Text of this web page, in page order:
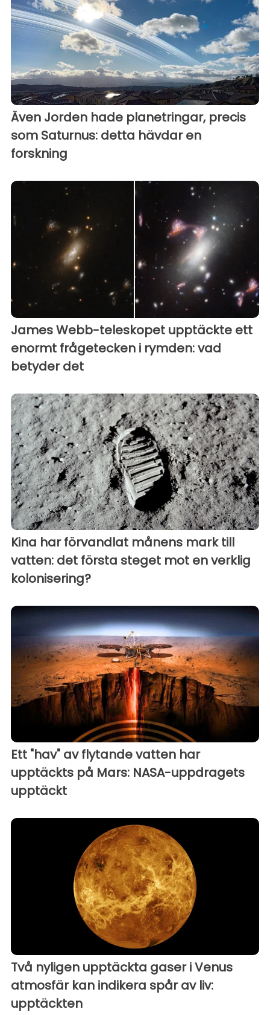
Även Jorden hade planetringar, precis
som Saturnus: detta hävdar en
forskning
James Webb-teleskopet upptäckte ett
enormt frågetecken i rymden: vad
betyder det
Kina har förvandlat månens mark till
vatten: det första steget mot en verklig
kolonisering?
Ett "hav" av flytande vatten har
upptäckts på Mars: NASA-uppdragets
upptäckt
Två nyligen upptäckta gaser i Venus
atmosfär kan indikera spår av liv:
upptäckten